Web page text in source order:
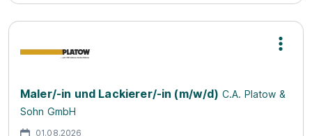
Maler/-in und Lackierer/-in (m/w/d) C.A. Platow &
Sohn GmbH
01.08.2026